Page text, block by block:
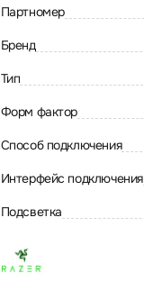
Партномер
Бренд
Тип
Форм фактор
Способ подключения
Интерфейс подключения
Подсветка